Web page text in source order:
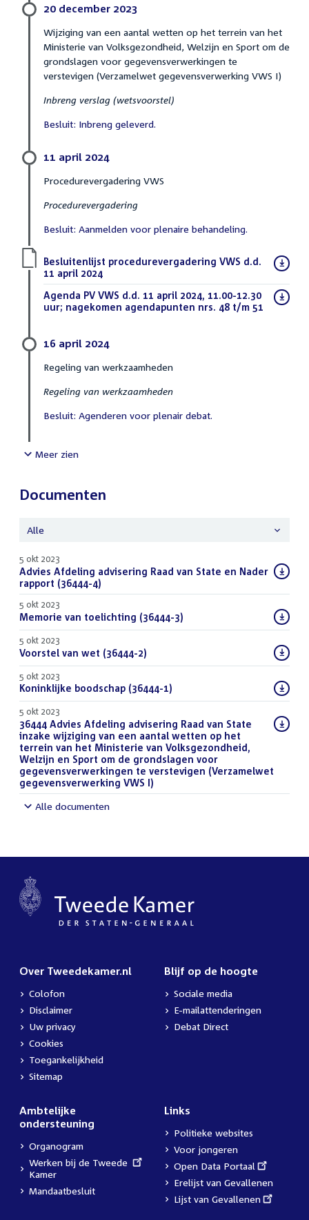
20 december 2023
Wijziging van een aantal wetten op het terrein van het
Ministerie van Volksgezondheid, Welzijn en Sport om de
grondslagen voor gegevensverwerkingen te
verstevigen (Verzamelwet gegevensverwerking VWS I)
Inbreng verslag (wetsvoorstel)
Besluit: Inbreng geleverd.
11 april 2024
Procedurevergadering VWS
Procedurevergadering
Besluit: Aanmelden voor plenaire behandeling.
Download
bestand:
Besluitenlijst procedurevergadering VWS d.d.
11 april 2024
Download
bestand:
Agenda PV VWS d.d. 11 april 2024, 11.00-12.30
uur; nagekomen agendapunten nrs. 48 t/m 51 (PDF)
16 april 2024
Regeling van werkzaamheden
Regeling van werkzaamheden
Besluit: Agenderen voor plenair debat.
Meer zien
Documenten
Alle
5 okt 2023
Download
bestand:
Advies Afdeling advisering Raad van State en Nader
rapport (36444-4)
5 okt 2023
Download
bestand:
Memorie van toelichting (36444-3)
5 okt 2023
Download
bestand:
Voorstel van wet (36444-2)
5 okt 2023
Download
bestand:
Koninklijke boodschap (36444-1)
5 okt 2023
Download
bestand:
36444 Advies Afdeling advisering Raad van State
inzake wijziging van een aantal wetten op het
terrein van het Ministerie van Volksgezondheid,
Welzijn en Sport om de grondslagen voor
gegevensverwerkingen te verstevigen (Verzamelwet
gegevensverwerking VWS I)
Alle documenten
Over Tweedekamer.nl
Colofon
Disclaimer
Uw privacy
Cookies
Toegankelijkheid
Sitemap
Blijf op de hoogte
Sociale media
E-mailattenderingen
Debat Direct
Ambtelijke
ondersteuning
Organogram
External
link:
Werken bij de Tweede
Kamer
Mandaatbesluit
Links
Politieke websites
Voor jongeren
External
link:
Open Data Portaal
Erelijst van Gevallenen
External
Lijst van Gevallenen